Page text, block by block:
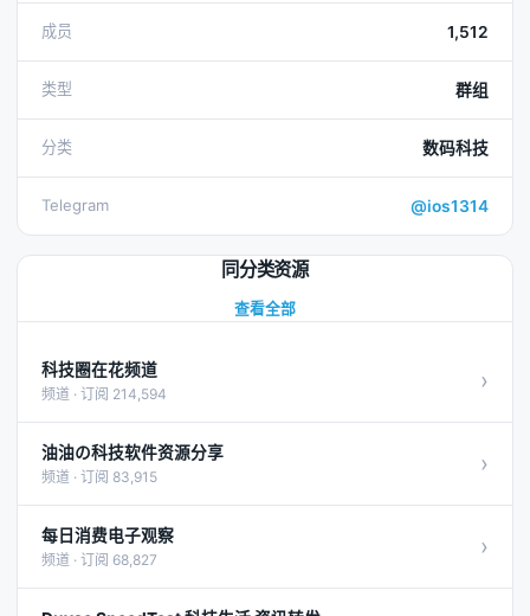
成员 1,512
类型 群组
分类 数码科技
Telegram @ios1314
同分类资源
查看全部
科技圈在花频道
频道 · 订阅 214,594 ›
油油の科技软件资源分享
频道 · 订阅 83,915 ›
每日消费电子观察
频道 · 订阅 68,827 ›